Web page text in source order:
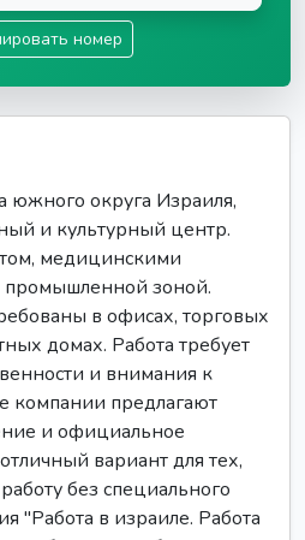
номер
округа Израиля,
и культурный центр.
медицинскими
промышленной зоной.
в офисах, торговых
домах. Работа требует
и внимания к
компании предлагают
и официальное
вариант для тех,
без специального
"Работа в израиле. Работа